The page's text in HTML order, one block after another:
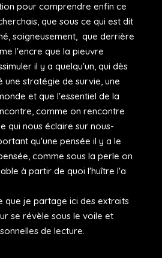
pour comprendre enfin ce
que sous ce qui est dit
soigneusement, que derrière
l'encre que la pieuvre
il y a quelqu'un, qui dès
une stratégie de survie, une
et que l'essentiel de la
comme on rencontre
qui nous éclaire sur nous-
qu'une pensée il y a le
comme sous la perle on
à partir de quoi l'huître l'a
que je partage ici des extraits
se révèle sous le voile et
de lecture.